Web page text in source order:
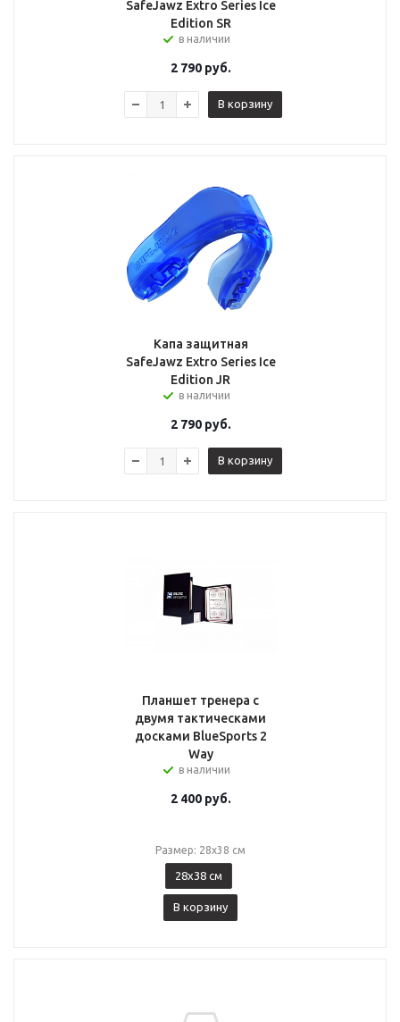
SafeJawz Extro Series Ice
Edition SR
в наличии
2 790руб.
В корзину
Капа защитная
SafeJawz Extro Series Ice
Edition JR
в наличии
2 790руб.
В корзину
Планшет тренера с
двумя тактическами
досками BlueSports 2
Way
в наличии
2 400руб.
Размер: 28х38 см
28х38 см
В корзину